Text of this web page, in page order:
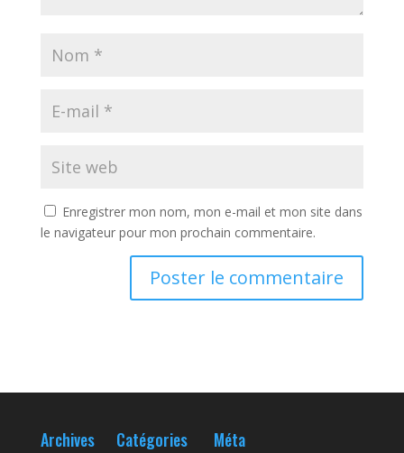
Enregistrer mon nom, mon e-mail et mon site dans
le navigateur pour mon prochain commentaire.
Archives Catégories Méta